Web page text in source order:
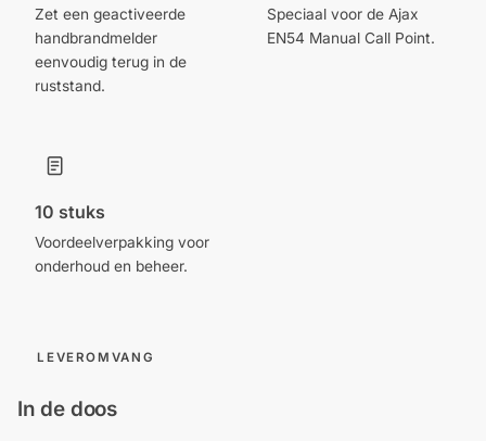
Zet een geactiveerde
handbrandmelder
eenvoudig terug in de
ruststand.
Speciaal voor de Ajax
EN54 Manual Call Point.
10 stuks
Voordeelverpakking voor
onderhoud en beheer.
LEVEROMVANG
In de doos